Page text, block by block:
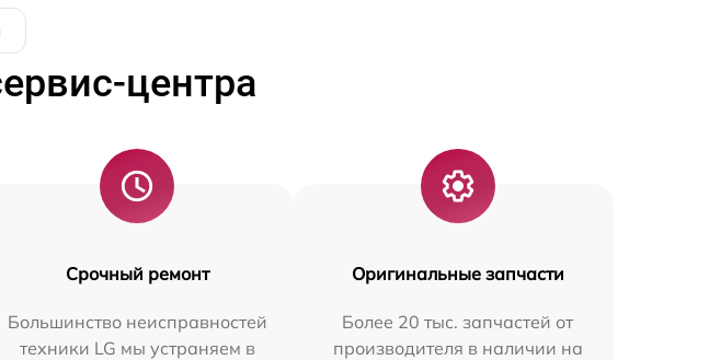
центра
Срочный ремонт
Большинство неисправностей
техники LG мы устраняем в
Оригинальные запчасти
Более 20 тыс. запчастей от
производителя в наличии на